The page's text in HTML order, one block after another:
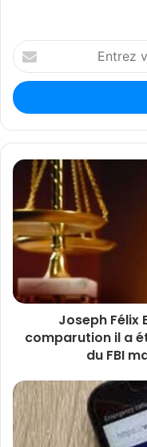
Entrez
votre
adresse
Email
Joseph Félix
comparution il a
du FBI